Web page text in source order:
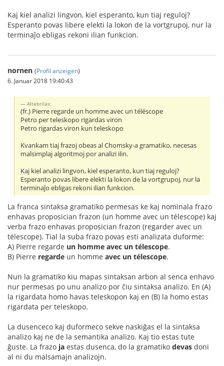
Kaj kiel analizi lingvon, kiel esperanto, kun tiaj reguloj?
Esperanto povas libere elekti la lokon de la vortgrupoj, nur la
terminaĵo ebligas rekoni ilian funkcion.
nornen (Profil anzeigen)
6. Januar 2018 19:40:43
Altebrilas:
(fr.) Pierre regarde un homme avec un téléscope
Petro per teleskopo rigardas viron
Petro rigardas viron kun teleskopo
Kvankam tiaj frazoj obeas al Chomsky-a gramatiko, necesas
malsimplaj algoritmoj por analizi ilin.
Kaj kiel analizi lingvon, kiel esperanto, kun tiaj reguloj?
Esperanto povas libere elekti la lokon de la vortgrupoj, nur la
terminaĵo ebligas rekoni ilian funkcion.
La franca sintaksa gramatiko permesas ke kaj nominala frazo
enhavas proposician frazon (un homme avec un télescope) kaj
verba frazo enhavas proposician frazon (regarder avec un
télescope). Tial la suba frazo povas esti analizata duforme:
A) Pierre regarde un homme avec un télescope.
B) Pierre regarde un homme avec un télescope.
Nun la gramatiko kiu mapas sintaksan arbon al senca enhavo
nur permesas po unu analizo por ĉiu sintaksa analizo. En (A)
la rigardata homo havas teleskopon kaj en (B) la homo estas
rigardata per teleskopo.
La dusenceco kaj duformeco sekve naskiĝas el la sintaksa
analizo kaj ne de la semantika analizo. Kaj tio estas tute
ĝuste. La frazo ja estas dusenca, do la gramatiko devas doni
al ni du malsamajn analizojn.